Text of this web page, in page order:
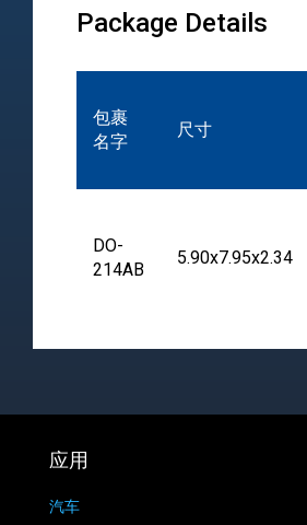
Package Details
包裹
名字
尺寸
DO-
214AB
5.90x7.95x2.34
应用
汽车